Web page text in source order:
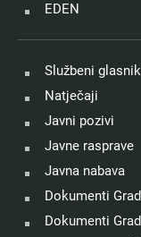
EDEN
Službeni
Natječaji
Javni pozivi
Javne rasprave
Javna nabava
Dokumenti
Dokumenti